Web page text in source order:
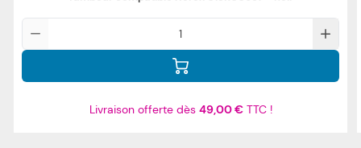
Livraison offerte dès 49,00 €TTC !